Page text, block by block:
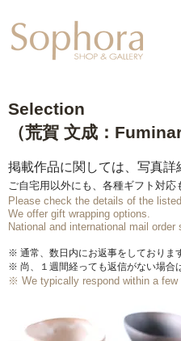
Selection
（荒賀 文成：
掲載作品に関しては、写真詳
ご自宅用以外にも、各種ギフト対応
Please check the details of the
We offer gift wrapping options.
​National and international mail order
※ 通常、数日内にお返事をしておりま
※ 尚、１週間経っても返信がない場合
※ We typically respond within a few